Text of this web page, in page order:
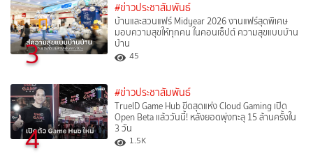
3
#ข่าวประชาสัมพันธ์
บ้านและสวนแฟร์ Midyear 2026 งานแฟร์สุดพิเศษ
มอบความสุขให้ทุกคน ในคอนเซ็ปต์ ความสุขแบบบ้าน
บ้าน
45
4
#ข่าวประชาสัมพันธ์
TrueID Game Hub ขีดสุดแห่ง Cloud Gaming เปิด
Open Beta แล้ววันนี้! หลังยอดพุ่งทะลุ 15 ล้านครั้งใน
3 วัน
1.5K